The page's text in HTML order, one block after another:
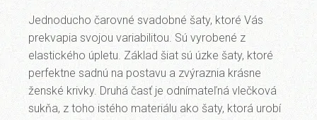
Jednoducho čarovné svadobné šaty, ktoré Vás
prekvapia svojou variabilitou. Sú vyrobené z
elastického úpletu. Základ šiat sú úzke šaty, ktoré
perfektne sadnú na postavu a zvýraznia krásne
ženské krivky. Druhá časť je odnímateľná vlečková
sukňa, z toho istého materiálu ako šaty, ktorá urobí